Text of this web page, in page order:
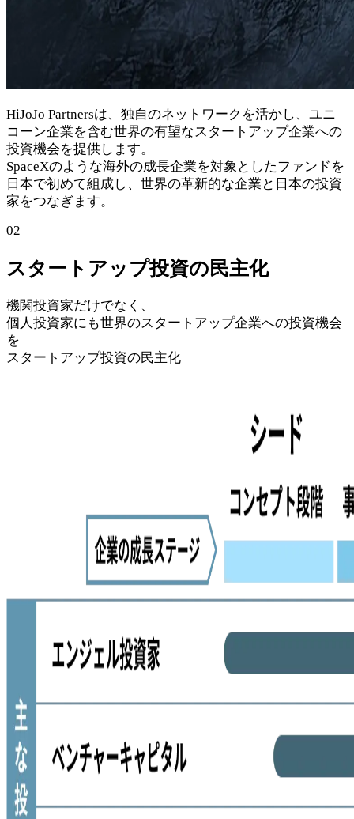
HiJoJo Partnersは、独自のネットワークを活かし、ユニ
コーン企業を含む世界の有望なスタートアップ企業への
投資機会を提供します。
SpaceXのような海外の成長企業を対象としたファンドを
日本で初めて組成し、世界の革新的な企業と日本の投資
家をつなぎます。
02
スタートアップ投資の民主化
機関投資家だけでなく、
個人投資家にも世界のスタートアップ企業への投資機会
を
スタートアップ投資の民主化